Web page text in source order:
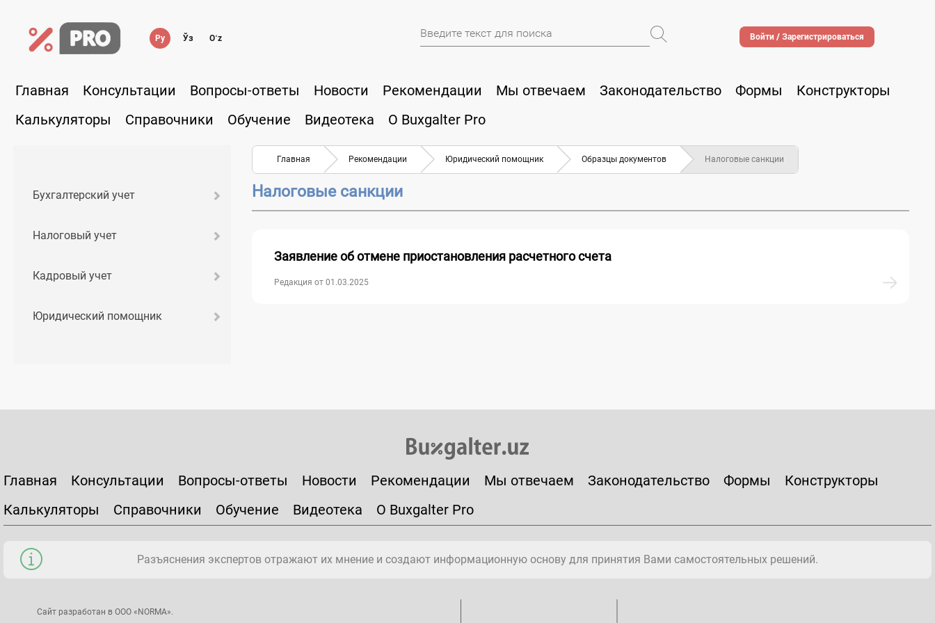
Ру Ўз Oʻz Войти / Зарегистрироваться
Главная Консультации Вопросы-ответы Новости Рекомендации Мы отвечаем Законодательство Формы
Конструкторы
Калькуляторы
Справочники Обучение Видеотека О Buxgalter Pro
Бухгалтерский учет
Налоговый учет
Кадровый учет
Юридический помощник
Главная Рекомендации Юридический помощник Образцы документов Налоговые санкции
Налоговые санкции
Заявление об отмене приостановления расчетного счета
Редакция от 01.03.2025
Главная Консультации Вопросы-ответы Новости Рекомендации Мы отвечаем Законодательство Формы
Конструкторы
Калькуляторы
Справочники Обучение Видеотека О Buxgalter Pro
Разъяснения экспертов отражают их мнение и создают информационную основу для принятия Вами самостоятельных решений.
Сайт разработан в ООО «NORMA».